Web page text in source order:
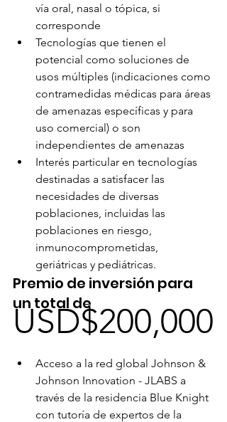
vía oral, nasal o tópica, si
corresponde
Tecnologías que tienen el
potencial como soluciones de
usos múltiples (indicaciones como
contramedidas médicas para áreas
de amenazas específicas y para
uso comercial) o son
independientes de amenazas
Interés particular en tecnologías
destinadas a satisfacer las
necesidades de diversas
poblaciones, incluidas las
poblaciones en riesgo,
inmunocomprometidas,
geriátricas y pediátricas.
Premio de inversión para
un total de
USD$200,000
Acceso a la red global Johnson &
Johnson Innovation - JLABS a
través de la residencia Blue Knight
con tutoría de expertos de la